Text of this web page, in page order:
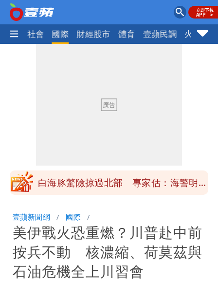
政治 社會 國際 財經股市 體育 壹蘋民調 火線話
「終於能交代」 捐500萬獎學金延續愛
白海豚颱風逼近！鄭明典示警「恐遇黑潮
砸重金再買一整桌卡盒
白海豚驚險掠過北部 專家估：海警明發
「終於能交代」 捐500萬獎學金延續愛
白海豚颱風逼近！鄭明典示警「恐遇黑潮
變強」 路徑分歧藏警訊：不利強度維持
壹蘋新聞網 國際
美伊戰火恐重燃？川普赴中前
按兵不動 核濃縮、荷莫茲與
石油危機全上川習會